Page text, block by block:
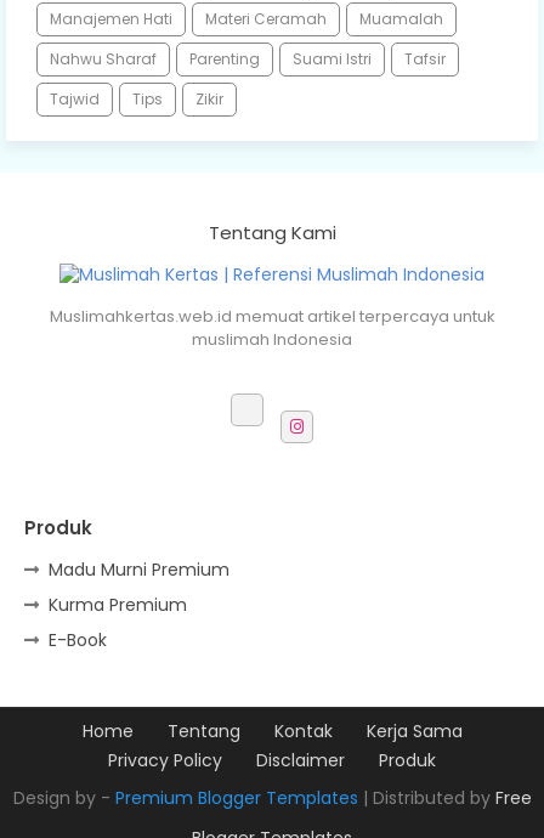
Manajemen Hati
Materi Ceramah
Muamalah
Nahwu Sharaf
Parenting Suami Istri
Tafsir
Tajwid
Tips Zikir
Tentang Kami
Muslimahkertas.web.id memuat artikel terpercaya untuk
muslimah Indonesia
Produk
Madu Murni Premium
Kurma Premium
E-Book
Home Tentang Kontak
Kerja Sama
Privacy Policy
Disclaimer
Produk
Design by - Premium Blogger Templates | Distributed by Free